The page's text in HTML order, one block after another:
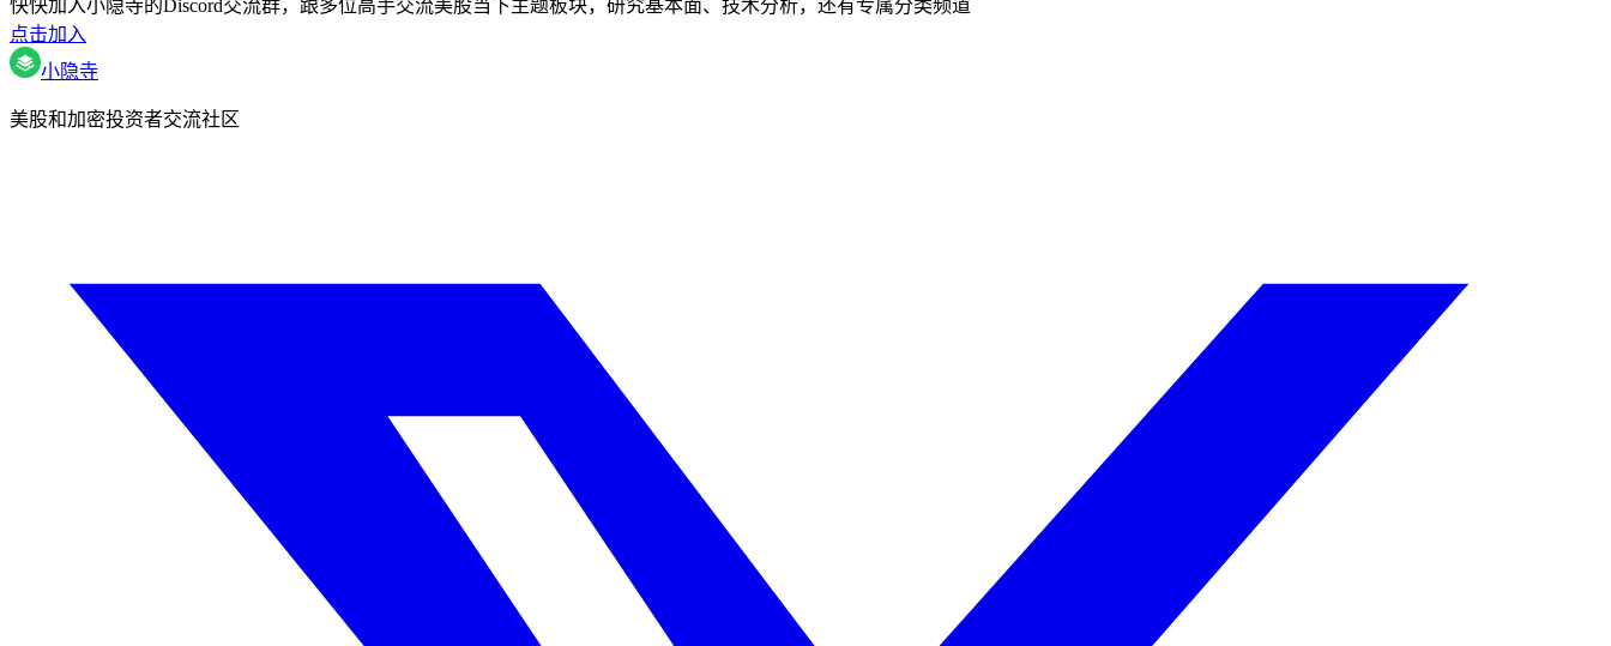
快快加入小隐寺的Discord交流群，跟多位高手交流美股当下主题板块，研究基本面、技术分析，还有专属分类频道
点击加入
小隐寺
美股和加密投资者交流社区